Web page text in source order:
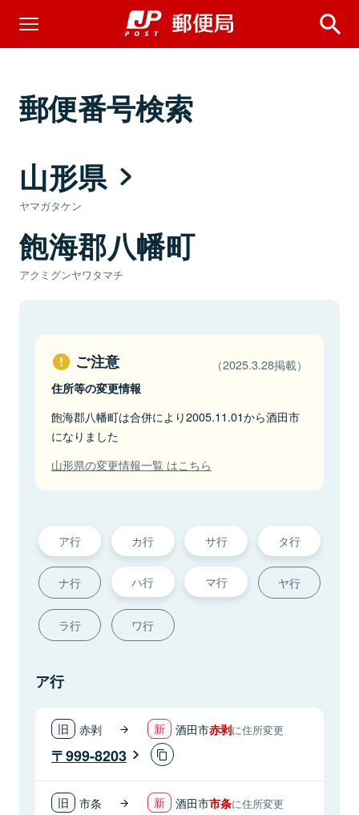
郵便番号検索
山形県
ヤマガタケン
飽海郡八幡町
アクミグンヤワタマチ
ご注意 （2025.3.28掲載）
住所等の変更情報
飽海郡八幡町は合併により2005.11.01から酒田市
になりました
山形県の変更情報一覧 はこちら
ア行 カ行 サ行 タ行
ナ行 ハ行 マ行 ヤ行
ラ行 ワ行
ア行
赤剥 酒田市赤剥に住所変更
999-8203
市条 酒田市市条に住所変更